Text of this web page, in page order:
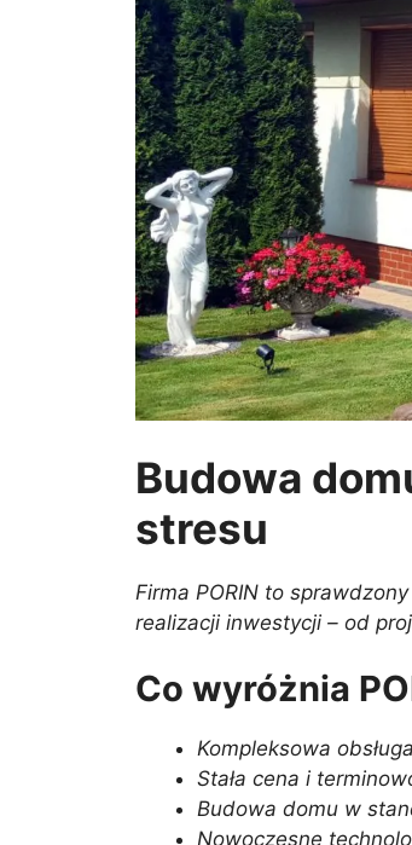
Budowa
stresu
Firma PORIN to
realizacji inwestycji – od
Co wyróżnia
Kompleksowa
Stała cena i
Budowa domu w
Nowoczesne